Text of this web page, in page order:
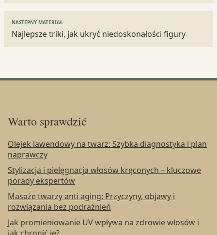
NASTĘPNY MATERIAŁ
Najlepsze triki, jak ukryć niedoskonałości figury
Warto sprawdzić
Olejek lawendowy na twarz: Szybka diagnostyka i plan
naprawczy
Stylizacja i pielęgnacja włosów kręconych – kluczowe
porady ekspertów
Masaże twarzy anti aging: Przyczyny, objawy i
rozwiązania bez podrażnień
Jak promieniowanie UV wpływa na zdrowie włosów i